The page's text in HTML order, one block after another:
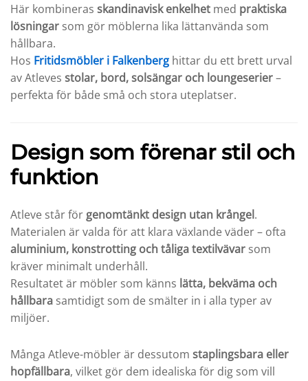
Här kombineras skandinavisk enkelhet med praktiska
lösningar som gör möblerna lika lättanvända som
hållbara.
Hos Fritidsmöbler i Falkenberg hittar du ett brett urval
av Atleves stolar, bord, solsängar och loungeserier–
perfekta för både små och stora uteplatser.
Design som förenar stil och
funktion
Atleve står förgenomtänkt design utan krångel.
Materialen är valda för att klara växlande väder – ofta
aluminium, konstrotting och tåliga textilvävar som
kräver minimalt underhåll.
Resultatet är möbler som känns lätta, bekväma och
hållbara samtidigt som de smälter in i alla typer av
miljöer.
Många Atleve-möbler är dessutom staplingsbara eller
hopfällbara, vilket gör dem idealiska för dig som vill